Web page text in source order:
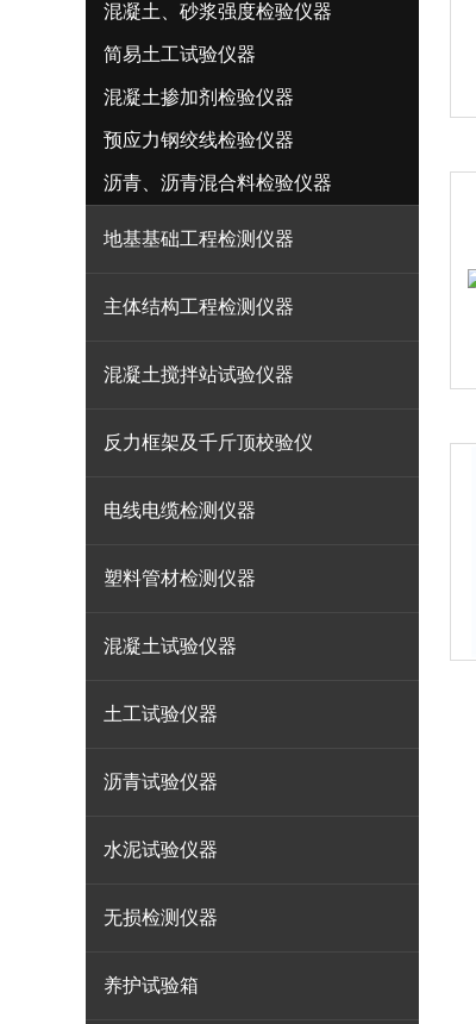
混凝土、砂浆强度检验仪器
简易土工试验仪器
混凝土掺加剂检验仪器
预应力钢绞线检验仪器
沥青、沥青混合料检验仪器
地基基础工程检测仪器
主体结构工程检测仪器
混凝土搅拌站试验仪器
反力框架及千斤顶校验仪
电线电缆检测仪器
塑料管材检测仪器
混凝土试验仪器
土工试验仪器
沥青试验仪器
水泥试验仪器
无损检测仪器
养护试验箱